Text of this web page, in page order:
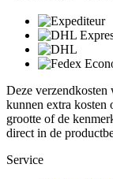
Deze verzendkosten
kunnen extra kosten
grootte of de
direct in de
Service